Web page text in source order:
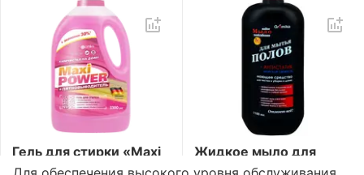
Гель для стирки «Maxi
Power»
Жидкое мыло для
полов «Aromika» 72%